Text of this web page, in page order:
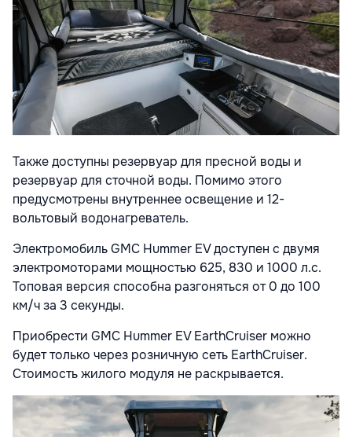
Также доступны резервуар для пресной воды и
резервуар для сточной воды. Помимо этого
предусмотрены внутреннее освещение и 12-
вольтовый водонагреватель.
Электромобиль GMC Hummer EV доступен с двумя
электромоторами мощностью 625, 830 и 1000 л.с.
Топовая версия способна разгоняться от 0 до 100
км/ч за 3 секунды.
Приобрести GMC Hummer EV EarthCruiser можно
будет только через розничную сеть EarthCruiser.
Стоимость жилого модуля не раскрывается.